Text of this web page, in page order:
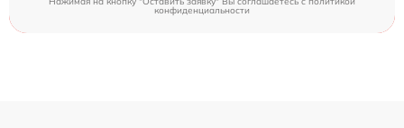
конфиденциальности